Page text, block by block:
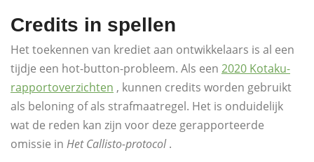
Credits in spellen
Het toekennen van krediet aan ontwikkelaars is al een
tijdje een hot-button-probleem. Als een 2020 Kotaku-
rapportoverzichten , kunnen credits worden gebruikt
als beloning of als strafmaatregel. Het is onduidelijk
wat de reden kan zijn voor deze gerapporteerde
omissie in Het Callisto-protocol.